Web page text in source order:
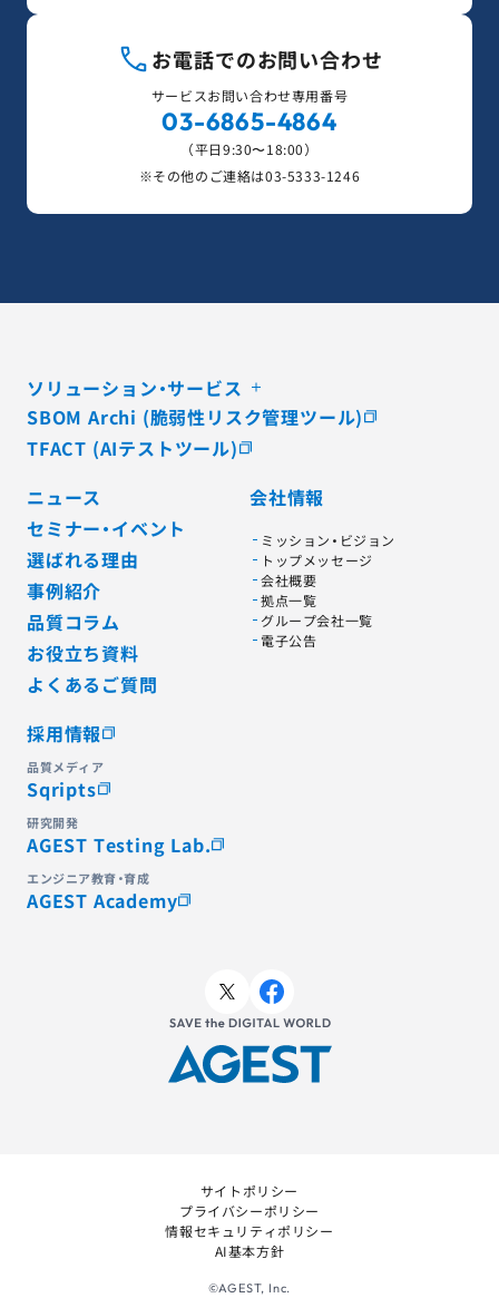
お電話でのお問い合わせ
サービスお問い合わせ専用番号
03-6865-4864
（平日9:30〜18:00）
※その他のご連絡は03-5333-1246
ソリューション・サービス
SBOM Archi (脆弱性リスク管理ツール)
TFACT (AIテストツール)
ニュース
セミナー・イベント
選ばれる理由
事例紹介
品質コラム
お役立ち資料
よくあるご質問
会社情報
ミッション・ビジョン
トップメッセージ
会社概要
拠点一覧
グループ会社一覧
電子公告
採用情報
品質メディア
Sqripts
研究開発
AGEST Testing Lab.
エンジニア教育・育成
AGEST Academy
サイトポリシー
プライバシーポリシー
情報セキュリティポリシー
AI基本方針
©AGEST, Inc.